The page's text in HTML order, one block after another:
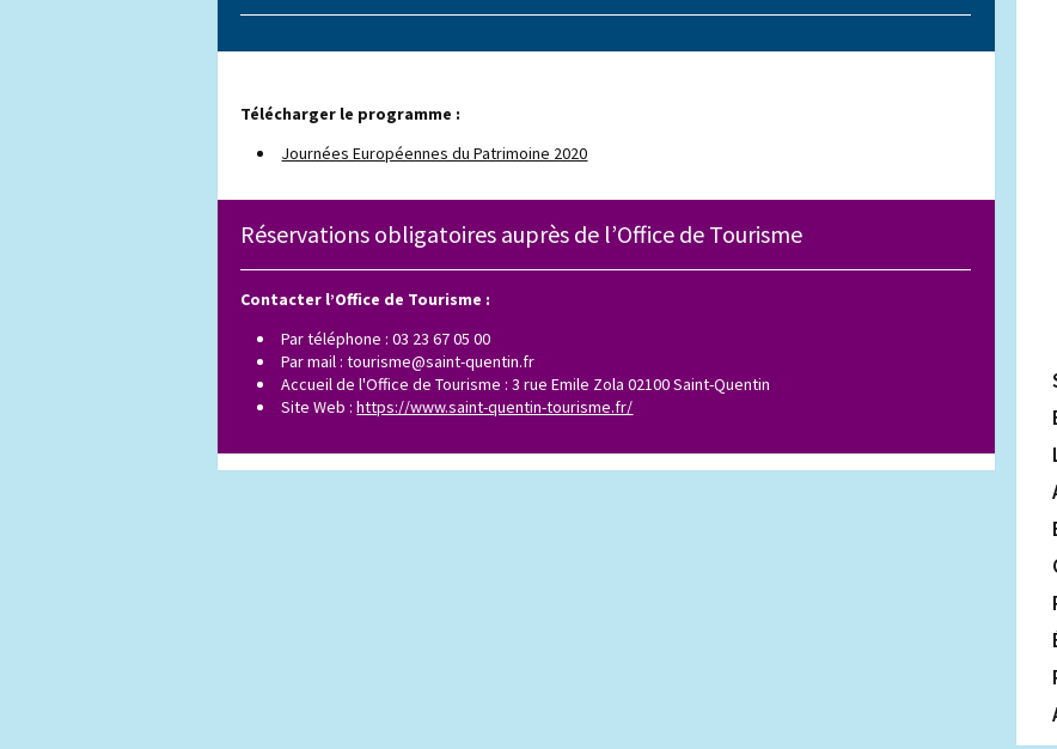
Télécharger le programme :
Journées Européennes du Patrimoine 2020
Réservations obligatoires auprès de l’Office de Tourisme
Contacter l’Office de Tourisme :
Par téléphone : 03 23 67 05 00
Par mail :tourisme@saint-quentin.fr
Accueil de l'Office de Tourisme : 3 rue Emile Zola 02100 Saint-Quentin
Site Web :https://www.saint-quentin-tourisme.fr/